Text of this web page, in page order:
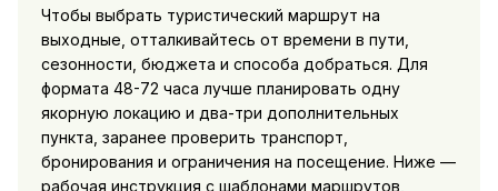
Чтобы выбрать туристический маршрут на
выходные, отталкивайтесь от времени в пути,
сезонности, бюджета и способа добраться. Для
формата 48-72 часа лучше планировать одну
якорную локацию и два-три дополнительных
пункта, заранее проверить транспорт,
бронирования и ограничения на посещение. Ниже —
рабочая инструкция с шаблонами маршрутов,